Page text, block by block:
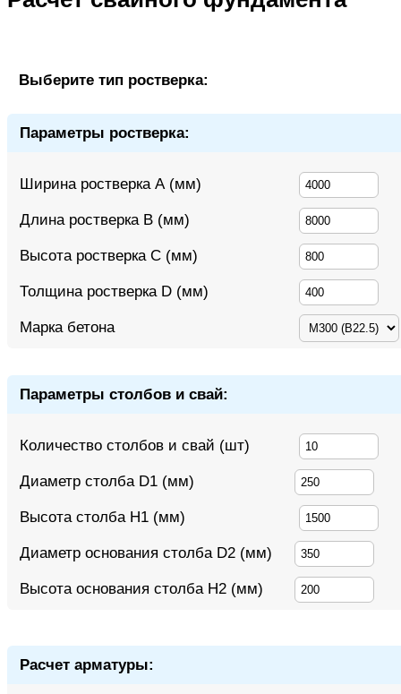
Выберите тип ростверка:
Параметры ростверка:
Ширина ростверка А (мм)
Длина ростверка B (мм)
Высота ростверка C (мм)
Толщина ростверка D (мм)
Марка бетона
Параметры столбов и свай:
Количество столбов и свай (шт)
Диаметр столба D1 (мм)
Высота столба H1 (мм)
Диаметр основания столба D2 (мм)
Высота основания столба H2 (мм)
Расчет арматуры: